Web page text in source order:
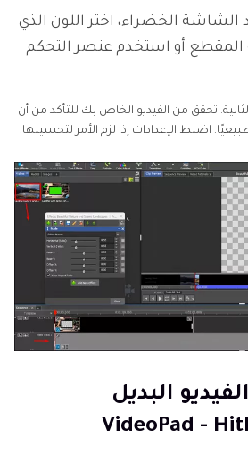
الشاشة الخضراء، اختر اللون الذي
المقطع أو استخدم عنصر التحكم
تحقق من الفيديو الخاص بك للتأكد من أن
اضبط الإعدادات إذا لزم الأمر لتحسينها.
الفيديو البديل
VideoPad -